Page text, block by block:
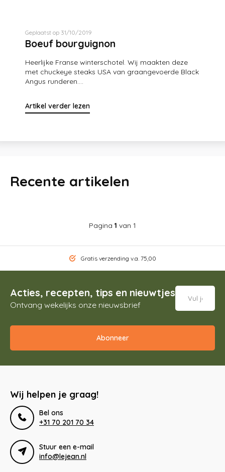
Geplaatst op 31/10/2019
Boeuf bourguignon
Heerlijke Franse winterschotel. Wij maakten deze
met chuckeye steaks USA van graangevoerde Black
Angus runderen....
Artikel verder lezen
Recente artikelen
Pagina 1 van 1
Gratis verzending v.a. 75,00
Acties, recepten, tips en nieuwtjes
Ontvang wekelijks onze nieuwsbrief
Abonneer
Wij helpen je graag!
Bel ons
+31 70 201 70 34
Stuur een e-mail
info@lejean.nl